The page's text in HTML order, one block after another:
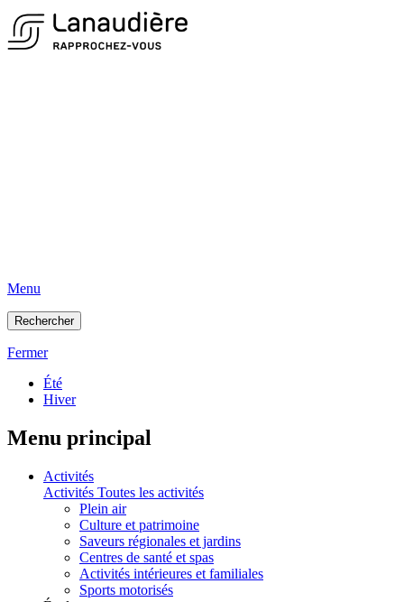
Menu
Rechercher
Fermer
Été
Hiver
Menu principal
Activités
Activités Toutes les activités
Plein air
Culture et patrimoine
Saveurs régionales et jardins
Centres de santé et spas
Activités intérieures et familiales
Sports motorisés